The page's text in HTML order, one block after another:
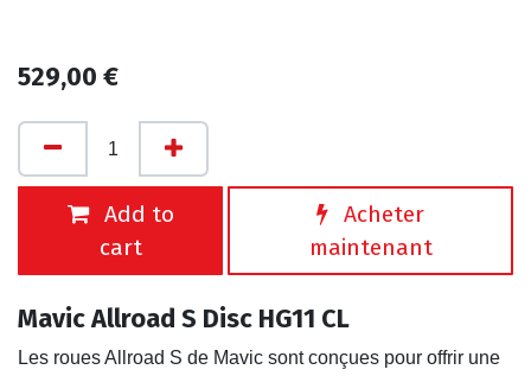
529,00 €
Add to
cart
Acheter
maintenant
Mavic Allroad S Disc HG11 CL
Les roues Allroad S de Mavic sont conçues pour offrir une